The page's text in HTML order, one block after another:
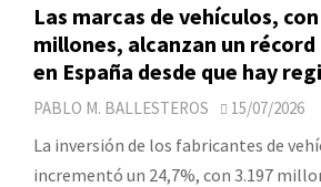
Las marcas de vehículos,
millones, alcanzan un
en España desde que hay
PABLO M. BALLESTEROS 15/07/2026
La inversión de los fabricantes de
incrementó un 24,7%, con 3.197